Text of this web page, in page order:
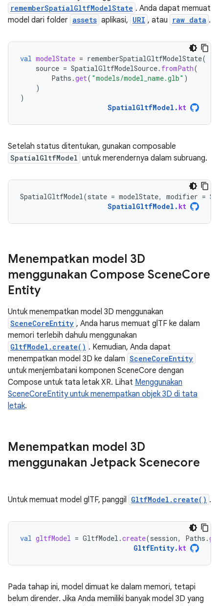
rememberSpatialGltfModelState . Anda dapat memuat
model dari folder assets aplikasi, URI , atau raw data .
val modelState = rememberSpatialGltfModelState(
source = SpatialGltfModelSource. fromPath(
Paths .get( "models/model_name.glb" )
)
)
SpatialGltfModel . kt
Setelah status ditentukan, gunakan composable
SpatialGltfModel untuk merendernya dalam subruang.
SpatialGltfModel (state = modelState, modifier =
SpatialGltfModel . kt
Menempatkan model 3D
menggunakan Compose SceneCore
Entity
Untuk menempatkan model 3D menggunakan
SceneCoreEntity , Anda harus memuat glTF ke dalam
memori terlebih dahulu menggunakan
GltfModel.create() . Kemudian, Anda dapat
menempatkan model 3D ke dalam SceneCoreEntity
untuk menjembatani komponen SceneCore dengan
Compose untuk tata letak XR. Lihat Menggunakan
SceneCoreEntity untuk menempatkan objek 3D di tata
letak.
Menempatkan model 3D
menggunakan Jetpack Scenecore
Untuk memuat model glTF, panggil GltfModel.create() .
val gltfModel = GltfModel .create(session, Paths .
GltfEntity. kt
Pada tahap ini, model dimuat ke dalam memori, tetapi
belum dirender. Jika Anda memiliki banyak model 3D yang